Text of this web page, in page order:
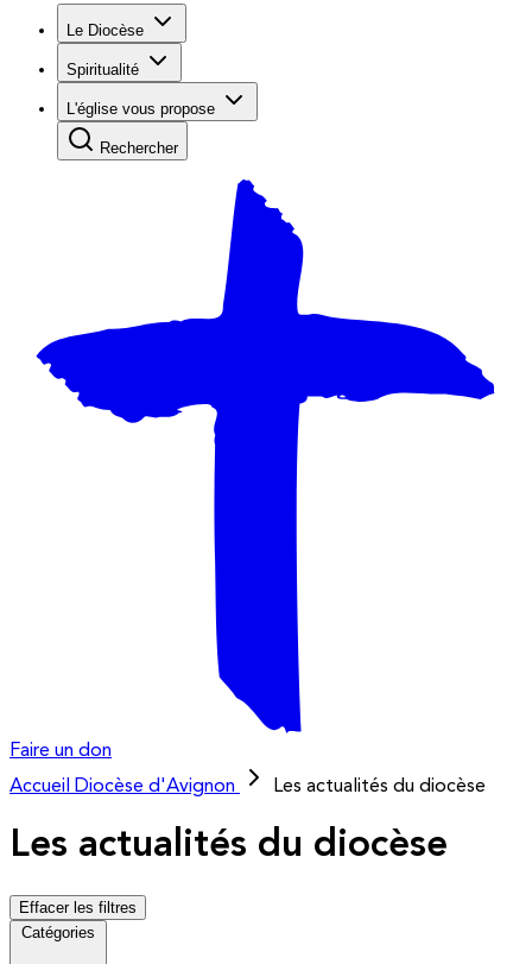
Le Diocèse
Spiritualité
L'église vous propose
Rechercher
Faire un don
Accueil
Diocèse d'Avignon Les actualités du diocèse
Les actualités du diocèse
Effacer les filtres
Catégories